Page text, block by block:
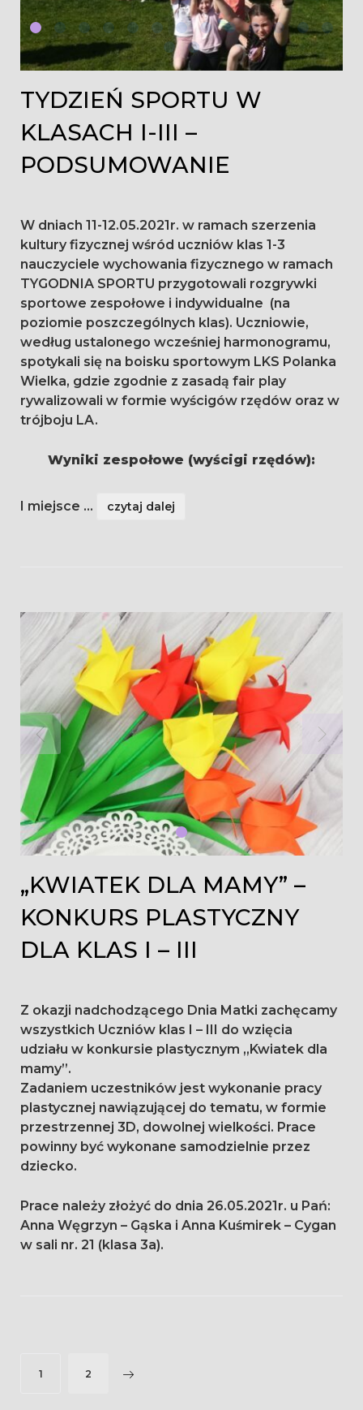
TYDZIEŃ SPORTU W
KLASACH I-III –
PODSUMOWANIE
W dniach 11-12.05.2021r. w ramach szerzenia
kultury fizycznej wśród uczniów klas 1-3
nauczyciele wychowania fizycznego w ramach
TYGODNIA SPORTU przygotowali rozgrywki
sportowe zespołowe i indywidualne (na
poziomie poszczególnych klas). Uczniowie,
według ustalonego wcześniej harmonogramu,
spotykali się na boisku sportowym LKS Polanka
Wielka, gdzie zgodnie z zasadą fair play
rywalizowali w formie wyścigów rzędów oraz w
trójboju LA.
Wyniki zespołowe (wyścigi rzędów):
I miejsce ... czytaj dalej
„KWIATEK DLA MAMY” –
KONKURS PLASTYCZNY
DLA KLAS I – III
Z okazji nadchodzącego Dnia Matki zachęcamy
wszystkich Uczniów klas I – III do wzięcia
udziału w konkursie plastycznym „Kwiatek dla
mamy”.
Zadaniem uczestników jest wykonanie pracy
plastycznej nawiązującej do tematu, w formie
przestrzennej 3D, dowolnej wielkości. Prace
powinny być wykonane samodzielnie przez
dziecko.
Prace należy złożyć do dnia 26.05.2021r. u Pań:
Anna Węgrzyn – Gąska i Anna Kuśmirek – Cygan
w sali nr. 21 (klasa 3a).
Nawigacja
1 2